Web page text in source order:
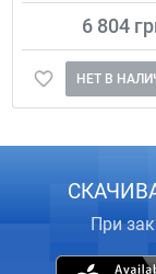
6 804
НЕТ В
При